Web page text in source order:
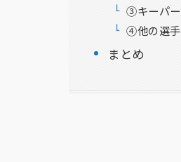
③キーパー
④他の選手
まとめ